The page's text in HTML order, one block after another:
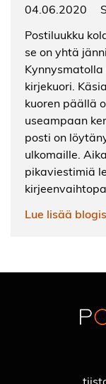
04.06.2020
Postiluukku
se on yhtä
kirjekuori.
kuoren päällä
useampaan
posti on
ulkomaille.
pikaviestimiä
Lue lisää